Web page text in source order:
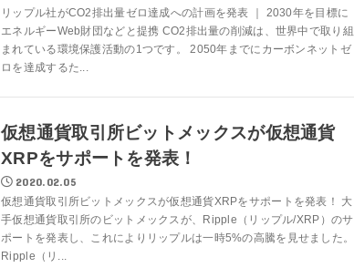
リップル社がCO2排出量ゼロ達成への計画を発表 ｜ 2030年を目標に
エネルギーWeb財団などと提携 CO2排出量の削減は、世界中で取り組
まれている環境保護活動の1つです。 2050年までにカーボンネットゼ
ロを達成するた...
仮想通貨取引所ビットメックスが仮想通貨
XRPをサポートを発表！
2020.02.05
仮想通貨取引所ビットメックスが仮想通貨XRPをサポートを発表！ 大
手仮想通貨取引所のビットメックスが、Ripple（リップル/XRP）のサ
ポートを発表し、これによりリップルは一時5%の高騰を見せました。
Ripple（リ...